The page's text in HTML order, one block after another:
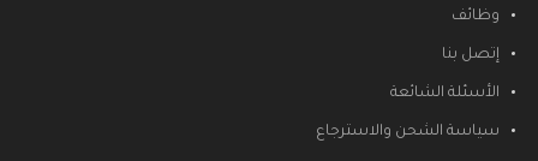
وظائف
إتصل بنا
الأسئلة الشائعة
سياسة الشحن والاسترجاع